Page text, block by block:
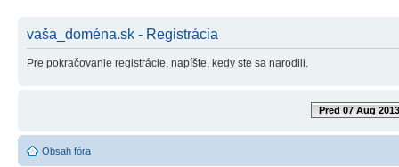
vaša_doména.sk - Registrácia
Pre pokračovanie registrácie, napíšte, kedy ste sa narodili.
Pred 07 Aug 2013
Obsah fóra